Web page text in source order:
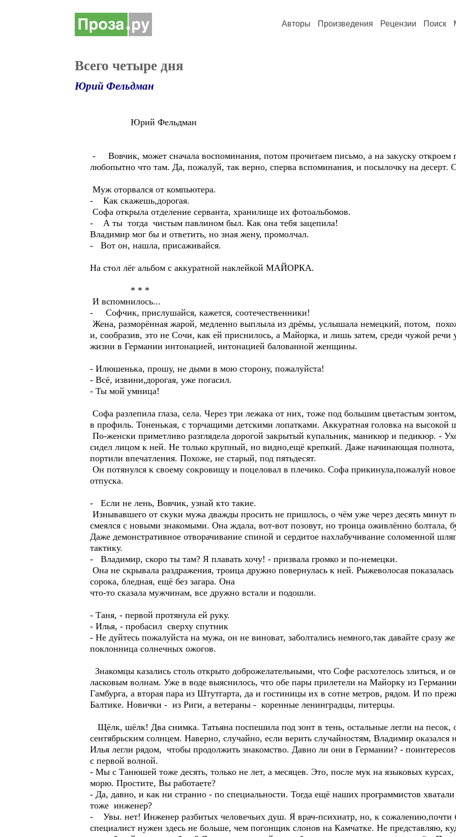
Авторы Произведения Рецензии Поиск
Всего четыре дня
Юрий Фельдман
Юрий Фельдман
- Вовчик, может сначала воспоминания, потом прочитаем письмо, а на закуску откроем
любопытно что там. Да, пожалуй, так верно, сперва вспоминания, и посылочку на десерт.
Муж оторвался от компьютера.
- Как скажешь,дорогая.
Софа открыла отделение серванта, хранилище их фотоальбомов.
- А ты тогда чистым павлином был. Как она тебя зацепила!
Владимир мог бы и ответить, но зная жену, промолчал.
- Вот он, нашла, присаживайся.
На стол лёг альбом с аккуратной наклейкой МАЙОРКА.
* * *
И вспомнилось...
- Софчик, прислушайся, кажется, соотечественники!
Жена, разморённая жарой, медленно выплыла из дрёмы, услышала немецкий, потом,
и, сообразив, это не Сочи, как ей приснилось, а Майорка, и лишь затем, среди чужой речи
жизни в Германии интонацией, интонацией балованной женщины.
- Илюшенька, прошу, не дыми в мою сторону, пожалуйста!
- Всё, извини,дорогая, уже погасил.
- Ты мой умница!
Софа разлепила глаза, села. Через три лежака от них, тоже под большим цветастым
в профиль. Тоненькая, с торчащими детскими лопатками. Аккуратная головка на
По-женски приметливо разглядела дорогой закрытый купальник, маникюр и педикюр. -
сидел лицом к ней. Не только крупный, но видно,ещё крепкий. Даже начинающая
портили впечатления. Похоже, не старый, под пятьдесят.
Он потянулся к своему сокровищу и поцеловал в плечико. Софа прикинула,пожалуй
отпуска.
- Если не лень, Вовчик, узнай кто такие.
Изнывавшего от скуки мужа дважды просить не пришлось, о чём уже через десять минут
смеялся с новыми знакомыми. Она ждала, вот-вот позовут, но троица оживлённо болтала,
Даже демонстративное отворачивание спиной и сердитое нахлабучивание соломенной
тактику.
- Владимир, скоро ты там? Я плавать хочу! - призвала громко и по-немецки.
Она не скрывала раздражения, троица дружно повернулась к ней. Рыжеволосая
сорока, бледная, ещё без загара. Она
что-то сказала мужчинам, все дружно встали и подошли.
- Таня, - первой протянула ей руку.
- Илья, - пробасил сверху спутник
- Не дуйтесь пожалуйста на мужа, он не виноват, заболтались немного,так давайте сразу
поклонница солнечных ожогов.
Знакомцы казались столь открыто доброжелательными, что Софе расхотелось злиться, и
ласковым волнам. Уже в воде выяснилось, что обе пары прилетели на Майорку из
Гамбурга, а вторая пара из Штутгарта, да и гостиницы их в сотне метров, рядом. И по
Балтике. Новички - из Риги, а ветераны - коренные ленинградцы, питерцы.
Щёлк, шёлк! Два снимка. Татьяна поспешила под зонт в тень, остальные легли на песок,
сентябрьским солнцем. Наверно, случайно, если верить случайностям, Владимир оказался
Илья легли рядом, чтобы продолжить знакомство. Давно ли они в Германии? -
с первой волной.
- Мы с Танюшей тоже десять, только не лет, а месяцев. Это, после мук на языковых
морю. Простите, Вы работаете?
- Да, давно, и как ни странно - по специальности. Тогда ещё наших программистов
тоже инженер?
- Увы. нет! Инженер разбитых человечьих душ. Я врач-психиатр, но, к сожалению,почти
специалист нужен здесь не больше, чем погонщик слонов на Камчатке. Не представляю,